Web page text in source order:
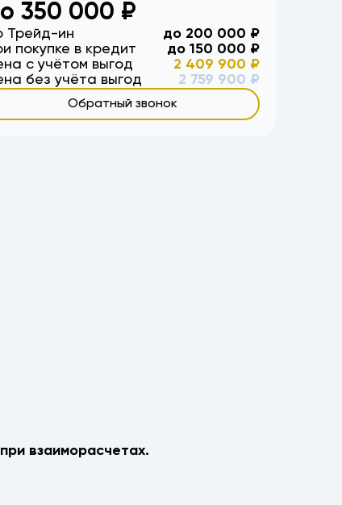
350 000 ₽
Трейд-ин до 200 000 ₽
покупке в кредит
до 150 000 ₽
с учётом выгод
2 409 900 ₽
без учёта выгод
2 759 900 ₽
Обратный звонок
взаиморасчетах.